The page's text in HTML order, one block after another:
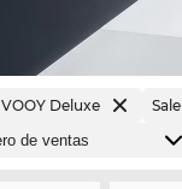
VOOY Deluxe Sale